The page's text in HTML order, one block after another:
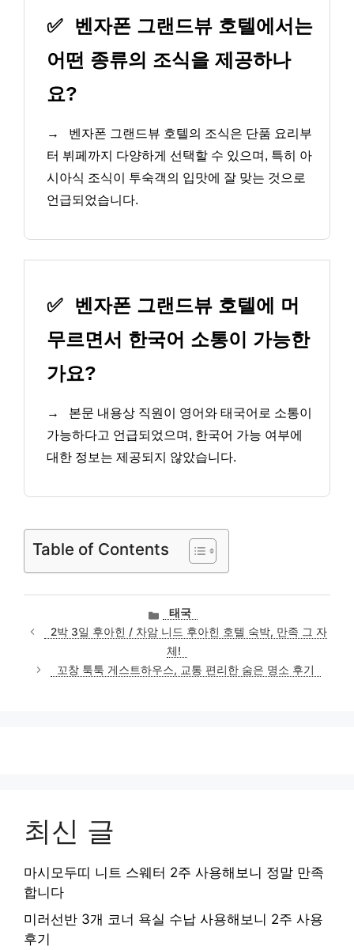
✅
벤자폰 그랜드뷰 호텔에서는
어떤 종류의 조식을 제공하나
요?
→
벤자폰 그랜드뷰 호텔의 조식은 단품 요리부
터 뷔페까지 다양하게 선택할 수 있으며, 특히 아
시아식 조식이 투숙객의 입맛에 잘 맞는 것으로
언급되었습니다.
✅
벤자폰 그랜드뷰 호텔에 머
무르면서 한국어 소통이 가능한
가요?
→
본문 내용상 직원이 영어와 태국어로 소통이
가능하다고 언급되었으며, 한국어 가능 여부에
대한 정보는 제공되지 않았습니다.
Table of Contents
카
테
고
리
태국
2박 3일 후아힌 / 차암 니드 후아힌 호텔 숙박, 만족 그 자
체!
꼬창 툭툭 게스트하우스, 교통 편리한 숨은 명소 후기
최신 글
마시모두띠 니트 스웨터 2주 사용해보니 정말 만족
합니다
미러선반 3개 코너 욕실 수납 사용해보니 2주 사용
후기